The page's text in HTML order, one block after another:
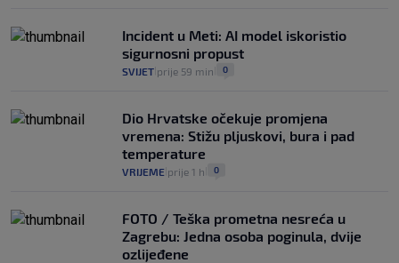
Incident u Meti: AI model iskoristio
sigurnosni propust
SVIJET prije 59 min 0
Dio Hrvatske očekuje promjena
vremena: Stižu pljuskovi, bura i pad
temperature
VRIJEME prije 1 h 0
FOTO / Teška prometna nesreća u
Zagrebu: Jedna osoba poginula, dvije
ozlijeđene